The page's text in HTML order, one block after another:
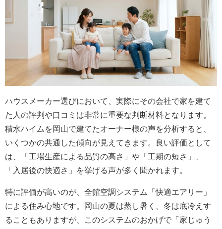
ハウスメーカー選びにおいて、実際にその会社で家を建て
た人の評判や口コミは非常に重要な判断材料となります。
積水ハイムを岡山で建てたオーナー様の声を分析すると、
いくつかの共通した傾向が見えてきます。良い評価として
は、「工場生産による品質の高さ」や「工期の短さ」、
「入居後の快適さ」を挙げる声が多く聞かれます。
特に評価が高いのが、全館空調システム「快適エアリー」
による住み心地です。岡山の夏は蒸し暑く、冬は底冷えす
ることもありますが、このシステムのおかげで「家じゅう